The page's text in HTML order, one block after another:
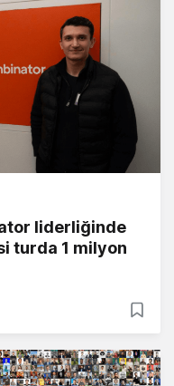
liderliğinde
turda 1 milyon